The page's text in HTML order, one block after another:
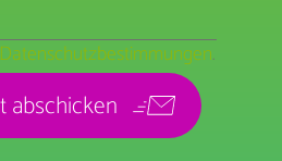
Datenschutzbestimmungen.